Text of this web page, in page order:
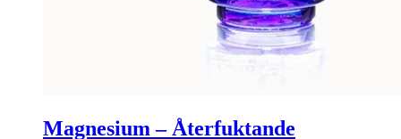
Magnesium – Återfuktande